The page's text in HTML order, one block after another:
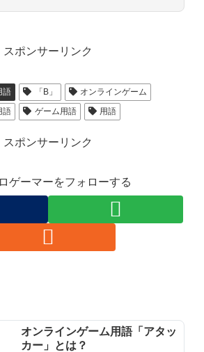
スポンサーリンク
語 「B」
オンラインゲーム
語
ゲーム用語 用語
スポンサーリンク
ゲーマーをフォローする
オンラインゲーム用語「アタッ
カー」とは？